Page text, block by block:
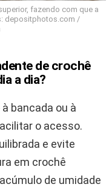
fazendo com que a
depositphotos.com /
de crochê
a dia?
bancada ou à
o acesso.
e evite
em crochê
de umidade